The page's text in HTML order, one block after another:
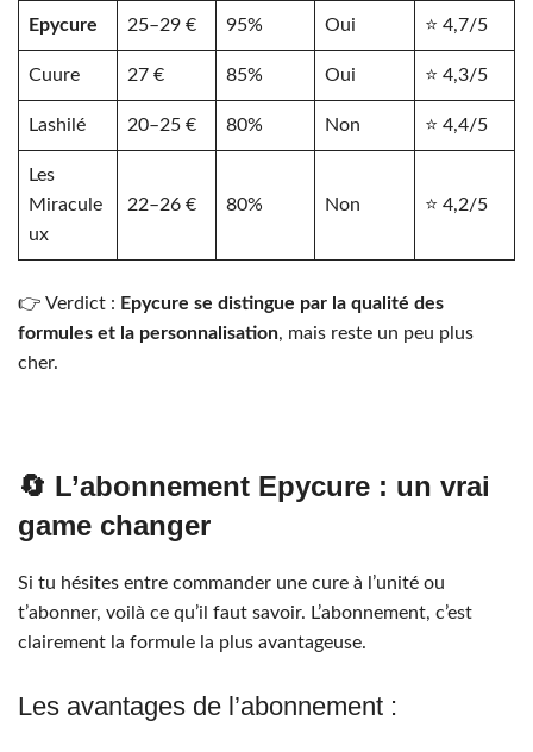
Epycure 25–29 € 95% Oui ⭐ 4,7/5
Cuure 27 € 85% Oui ⭐ 4,3/5
Lashilé 20–25 € 80% Non ⭐ 4,4/5
Les
Miracule
ux
22–26 € 80% Non ⭐ 4,2/5
👉 Verdict : Epycure se distingue par la qualité des
formules et la personnalisation, mais reste un peu plus
cher.
🔄 L’abonnement Epycure : un vrai
game changer
Si tu hésites entre commander une cure à l’unité ou
t’abonner, voilà ce qu’il faut savoir. L’abonnement, c’est
clairement la formule la plus avantageuse.
Les avantages de l’abonnement :